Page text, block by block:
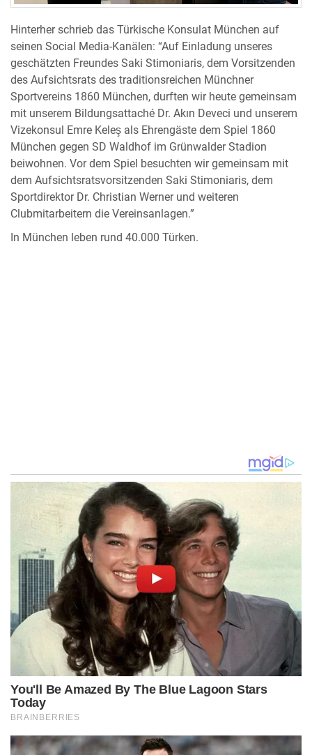
Hinterher schrieb das Türkische Konsulat München auf
seinen Social Media-Kanälen: “Auf Einladung unseres
geschätzten Freundes Saki Stimoniaris, dem Vorsitzenden
des Aufsichtsrats des traditionsreichen Münchner
Sportvereins 1860 München, durften wir heute gemeinsam
mit unserem Bildungsattaché Dr. Akın Deveci und unserem
Vizekonsul Emre Keleş als Ehrengäste dem Spiel 1860
München gegen SD Waldhof im Grünwalder Stadion
beiwohnen. Vor dem Spiel besuchten wir gemeinsam mit
dem Aufsichtsratsvorsitzenden Saki Stimoniaris, dem
Sportdirektor Dr. Christian Werner und weiteren
Clubmitarbeitern die Vereinsanlagen.”
In München leben rund 40.000 Türken.